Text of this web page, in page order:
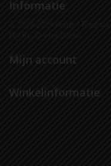
Informatie
Mijn account
Winkelinformatie